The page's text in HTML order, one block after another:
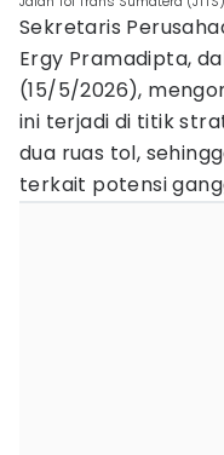
Sekretaris
Ergy Pramadipta,
(15/5/2026),
ini terjadi di titik
dua ruas tol,
terkait potensi